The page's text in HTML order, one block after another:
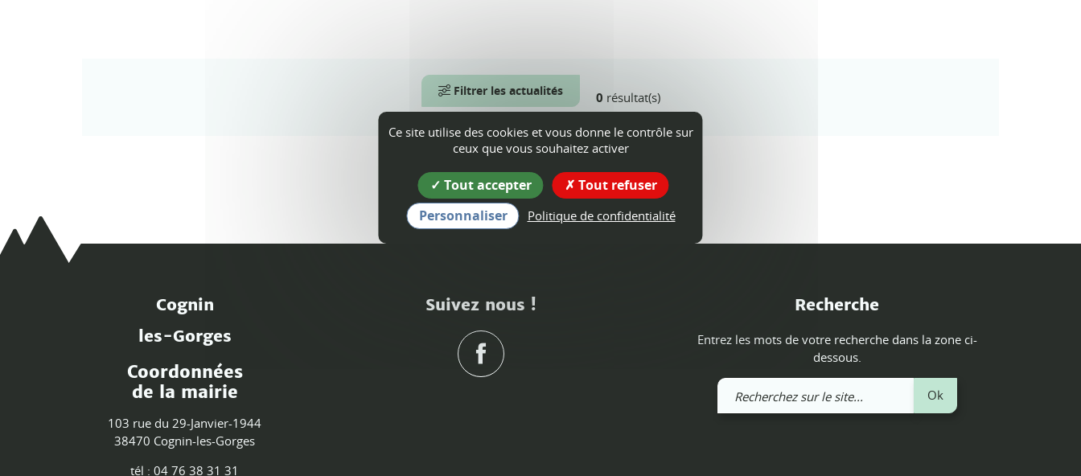
Filtrer les actualités 0 résultat(s)
Cognin
les-Gorges
Coordonnées
de la mairie
103 rue du 29-Janvier-1944
38470 Cognin-les-Gorges
tél : 04 76 38 31 31
Suivez nous ! Recherche
Entrez les mots de votre recherche dans la zone ci-
dessous.
Recherchez
sur
Ok
Ce site utilise des cookies et vous donne le contrôle sur
ceux que vous souhaitez activer
Tout accepter
Tout refuser
Personnaliser
Politique de confidentialité